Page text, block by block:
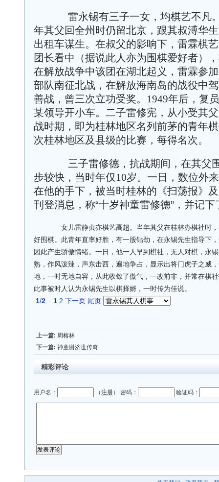
雷永锡有三子一女，均棋艺不凡
年其父回全州时仍留北京，跟其叔溥华
出租车谋生。在叔父的影响下，雷霖棋
团长看中（据说此人亦为围棋爱好者）
在解放战争中该团在湖北起义，雷霖参
部队南征北战，在解放海南岛的战役中
善战，曾三次立功受奖。 1949年后，复
某领导开小车。二子雷修宪，从小受其
战时期，即为桂林地区名列前茅的青年
次桂林地区及县级的比赛，每得名次。
三子雷修德，抗战期间，在其父
步较快，当时年仅 10岁。一日，数位外
在他的手下，被当时桂林的《扫荡报》
刊登消息，称“十岁神童雷修德”，并记
女儿雷静贞亦棋艺高超。当年其父在桂林办棋社时，
好围棋。此青年直率好胜，有一股钻劲，在永锡先生指导下
因此产生骄傲情绪。一日，他一人早到棋社，无人对棋，永
熟，作风泼辣，声东击西，遍地争占，显示出将门虎子之威
地，一时无地自容，从此收敛了傲气，一改前非，并常在棋
此事被时人认为永锡先生以棋择婿，一时传为佳说。
1/2 1 2 下一页 尾页
上一篇: 周榕林
下一篇: 神童谢济世传奇
精彩评论
用户名： （注册） 密码： 验证码：